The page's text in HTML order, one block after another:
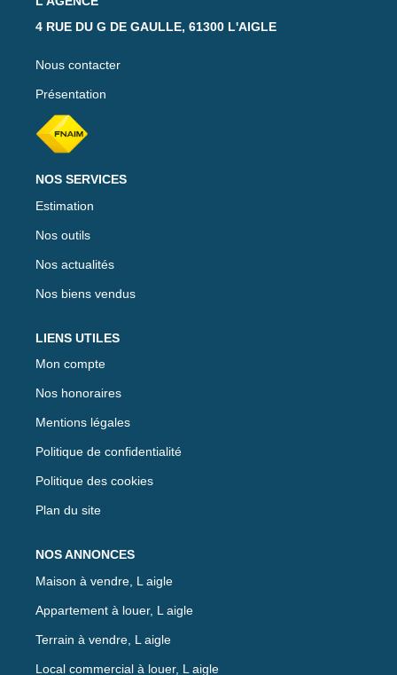
4 RUE DU G DE GAULLE, 61300 L'AIGLE
Nous contacter
Présentation
NOS SERVICES
Estimation
Nos outils
Nos actualités
Nos biens vendus
LIENS UTILES
Mon compte
Nos honoraires
Mentions légales
Politique de confidentialité
Politique des cookies
Plan du site
NOS ANNONCES
Maison à vendre, L aigle
Appartement à louer, L aigle
Terrain à vendre, L aigle
Local commercial à louer, L aigle